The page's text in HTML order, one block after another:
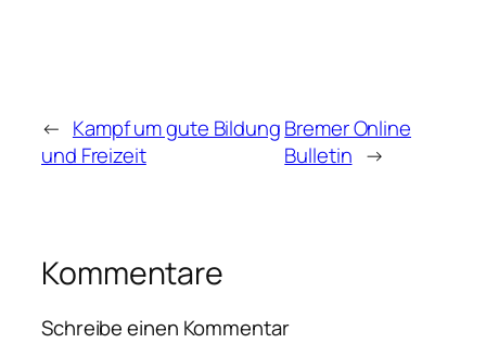
← Kampf um gute Bildung
und Freizeit
Bremer Online
Bulletin →
Kommentare
Schreibe einen Kommentar